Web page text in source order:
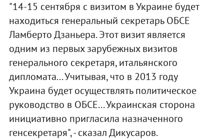
"14-15 сентября с визитом в Украине будет
находиться генеральный секретарь ОБСЕ
Ламберто Дзаньера. Этот визит является
одним из первых зарубежных визитов
генерального секретаря, итальянского
дипломата... Учитывая, что в 2013 году
Украина будет осуществлять политическое
руководство в ОБСЕ... Украинская сторона
инициативно пригласила назначенного
генсекретаря", - сказал Дикусаров.